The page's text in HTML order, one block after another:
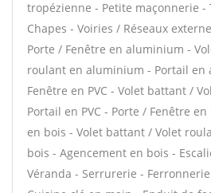
tropézienne - Petite maçonnerie -
Chapes - Voiries / Réseaux
Porte / Fenêtre en aluminium -
roulant en aluminium - Portail en
Fenêtre en PVC - Volet battant /
Portail en PVC - Porte / Fenêtre
en bois - Volet battant / Volet
bois - Agencement en bois -
Véranda - Serrurerie -